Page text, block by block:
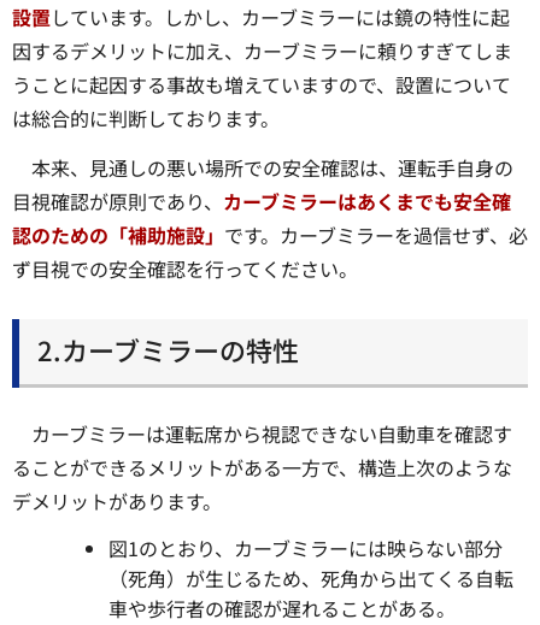
設置しています。しかし、カーブミラーには鏡の特性に起
因するデメリットに加え、カーブミラーに頼りすぎてしま
うことに起因する事故も増えていますので、設置について
は総合的に判断しております。
本来、見通しの悪い場所での安全確認は、運転手自身の
目視確認が原則であり、 カーブミラーはあくまでも安全確
認のための「補助施設」 です。カーブミラーを過信せず、必
ず目視での安全確認を行ってください。
2.カーブミラーの特性
カーブミラーは運転席から視認できない自動車を確認す
ることができるメリットがある一方で、構造上次のような
デメリットがあります。
図1のとおり、カーブミラーには映らない部分
（死角）が生じるため、死角から出てくる自転
車や歩行者の確認が遅れることがある。